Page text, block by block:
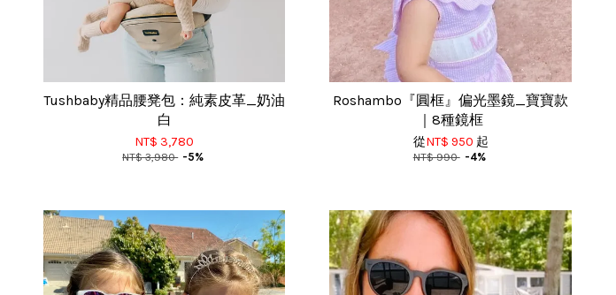
Tushbaby精品腰凳包：純素皮革_奶油
白
NT$ 3,780
NT$ 3,980 -5%
Roshambo『圓框』偏光墨鏡_寶寶款
｜8種鏡框
從NT$ 950 起
NT$ 990 -4%